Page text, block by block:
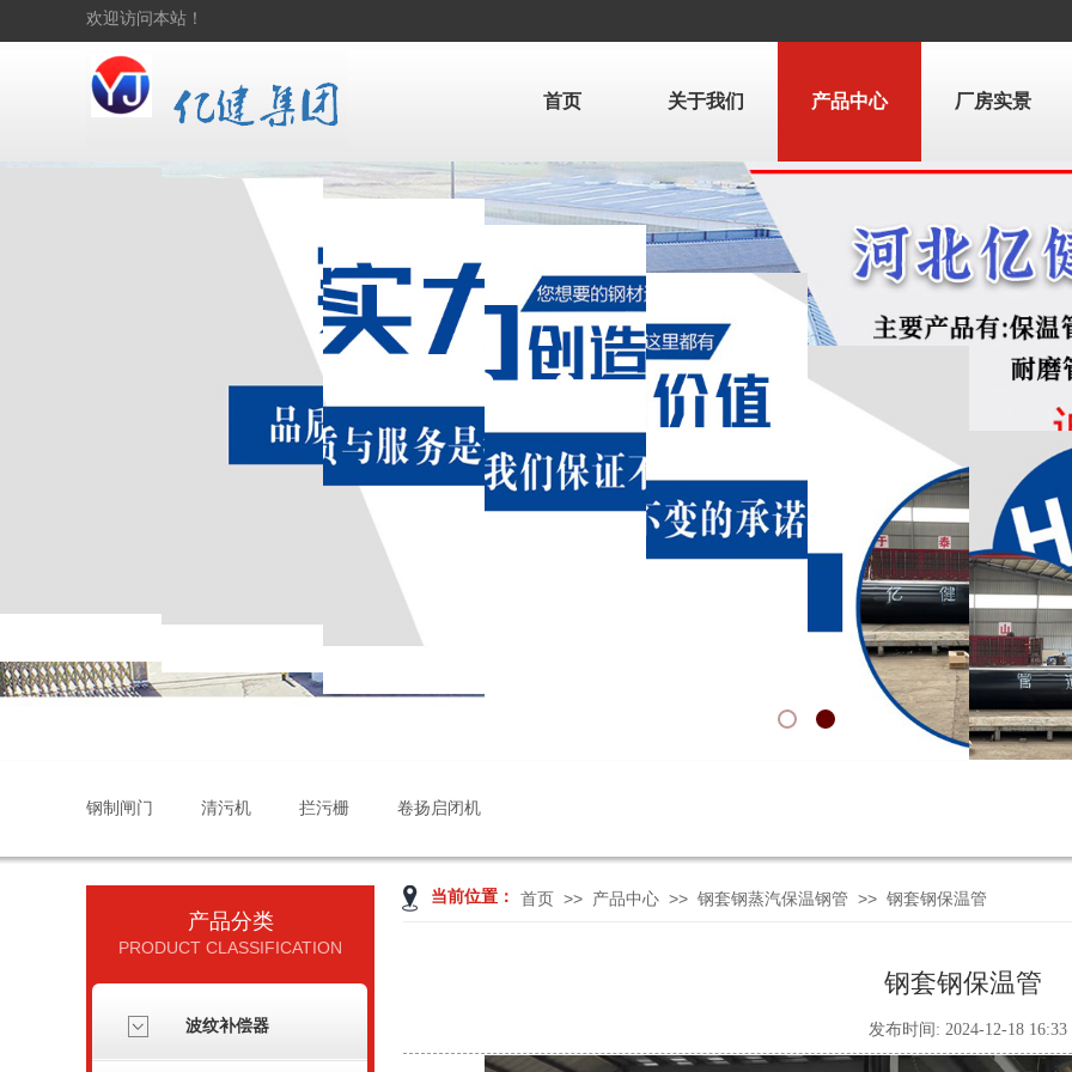
首页 关于我们 产品中心 厂房实景
欢迎访问本站！
钢制闸门 清污机 拦污栅 卷扬启闭机
产品分类
PRODUCT CLASSIFICATION
波纹补偿器
当前位置： 首页 >> 产品中心 >> 钢套钢蒸汽保温钢管 >> 钢套钢保温管
钢套钢保温管
发布时间: 2024-12-18